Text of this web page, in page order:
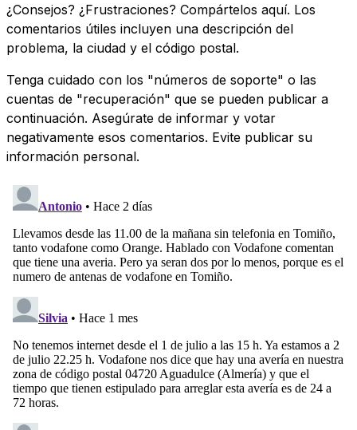
¿Consejos? ¿Frustraciones? Compártelos aquí. Los
comentarios útiles incluyen una descripción del
problema, la ciudad y el código postal.
Tenga cuidado con los "números de soporte" o las
cuentas de "recuperación" que se pueden publicar a
continuación. Asegúrate de informar y votar
negativamente esos comentarios. Evite publicar su
información personal.